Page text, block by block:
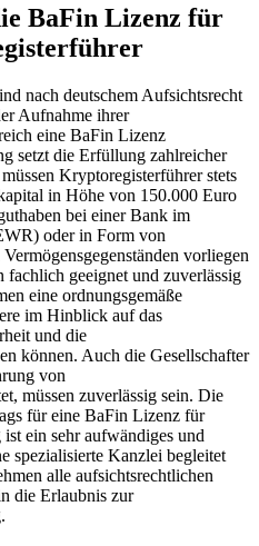
BaFin Lizenz für
nach deutschem Aufsichtsrecht
Aufnahme ihrer
eine BaFin Lizenz
setzt die Erfüllung zahlreicher
Kryptoregisterführer stets
in Höhe von 150.000 Euro
bei einer Bank im
oder in Form von
vorliegen
fachlich geeignet und zuverlässig
eine ordnungsgemäße
im Hinblick auf das
und die
können. Auch die Gesellschafter
von
müssen zuverlässig sein. Die
für eine BaFin Lizenz für
ein sehr aufwändiges und
spezialisierte Kanzlei begleitet
alle aufsichtsrechtlichen
die Erlaubnis zur